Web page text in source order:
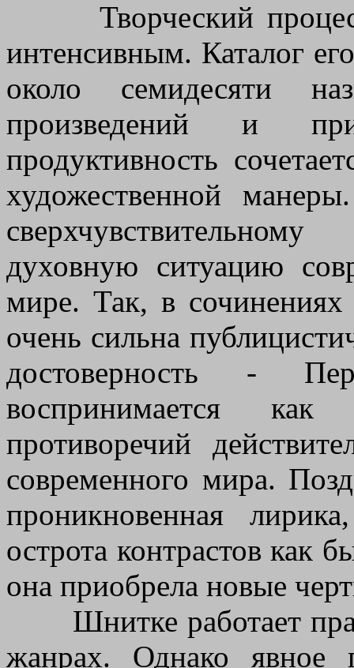
Творческий
интенсивным. Каталог
около семидесяти
произведений и
продуктивность
художественной
духовную ситуацию
мире. Так, в
очень сильна
достоверность -
воспринимается
противоречий
современного мира.
проникновенная
острота контрастов как
она приобрела новые
Шнитке работает
жанрах. Однако явное